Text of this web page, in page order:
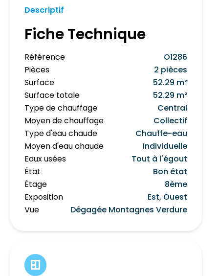
Descriptif
Fiche Technique
Référence
O1286
Pièces
2 pièces
Surface
52.29 m²
Surface totale
52.29 m²
Type de chauffage
Central
Moyen de chauffage
Collectif
Type d'eau chaude
Chauffe-eau
Moyen d'eau chaude
Individuelle
Eaux usées
Tout à l'égout
État
Bon état
Étage
8ème
Exposition
Est, Ouest
Vue
Dégagée Montagnes Verdure